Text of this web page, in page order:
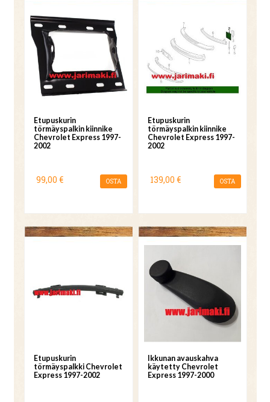
Etupuskurin
törmäyspalkin kiinnike
Chevrolet Express 1997-
2002
99,00 € OSTA
Etupuskurin
törmäyspalkin kiinnike
Chevrolet Express 1997-
2002
139,00 € OSTA
Etupuskurin
törmäyspalkki Chevrolet
Express 1997-2002
Ikkunan avauskahva
käytetty Chevrolet
Express 1997-2000